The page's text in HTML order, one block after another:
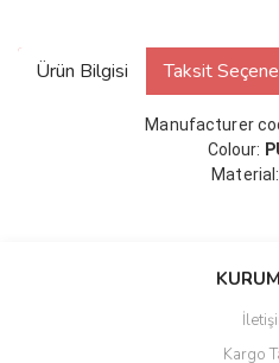
Ürün Bilgisi Taksit
Manufacturer
Colour:
Material:
Kargo